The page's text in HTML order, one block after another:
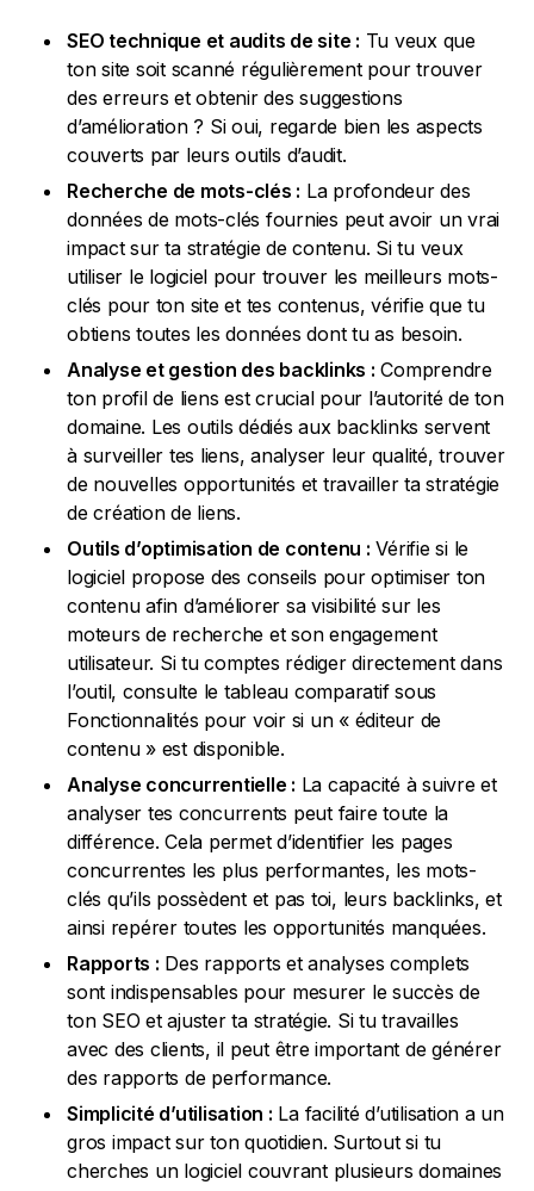
SEO technique et audits de site : Tu veux que
ton site soit scanné régulièrement pour trouver
des erreurs et obtenir des suggestions
d’amélioration ? Si oui, regarde bien les aspects
couverts par leurs outils d’audit.
Recherche de mots-clés : La profondeur des
données de mots-clés fournies peut avoir un vrai
impact sur ta stratégie de contenu. Si tu veux
utiliser le logiciel pour trouver les meilleurs mots-
clés pour ton site et tes contenus, vérifie que tu
obtiens toutes les données dont tu as besoin.
Analyse et gestion des backlinks : Comprendre
ton profil de liens est crucial pour l’autorité de ton
domaine. Les outils dédiés aux backlinks servent
à surveiller tes liens, analyser leur qualité, trouver
de nouvelles opportunités et travailler ta stratégie
de création de liens.
Outils d’optimisation de contenu : Vérifie si le
logiciel propose des conseils pour optimiser ton
contenu afin d’améliorer sa visibilité sur les
moteurs de recherche et son engagement
utilisateur. Si tu comptes rédiger directement dans
l’outil, consulte le tableau comparatif sous
Fonctionnalités pour voir si un « éditeur de
contenu » est disponible.
Analyse concurrentielle : La capacité à suivre et
analyser tes concurrents peut faire toute la
différence. Cela permet d’identifier les pages
concurrentes les plus performantes, les mots-
clés qu’ils possèdent et pas toi, leurs backlinks, et
ainsi repérer toutes les opportunités manquées.
Rapports : Des rapports et analyses complets
sont indispensables pour mesurer le succès de
ton SEO et ajuster ta stratégie. Si tu travailles
avec des clients, il peut être important de générer
des rapports de performance.
Simplicité d’utilisation : La facilité d’utilisation a un
gros impact sur ton quotidien. Surtout si tu
cherches un logiciel couvrant plusieurs domaines